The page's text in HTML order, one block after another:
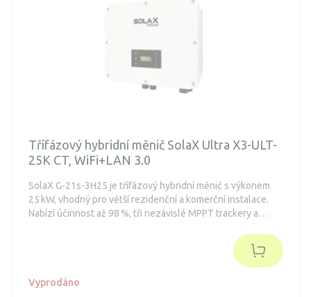
Třífázový hybridní měnič SolaX Ultra X3-ULT-
25K CT, WiFi+LAN 3.0
SolaX G-21s-3H25 je třífázový hybridní měnič s výkonem
25 kW, vhodný pro větší rezidenční a komerční instalace.
Nabízí účinnost až 98 %, tři nezávislé MPPT trackery a
je kompatibilní s vysokonapěťovými bateriemi, podporuje
inteligentní řízení přes SolaX Cloud a v balení je Wi-Fi+LAN
Vyprodáno